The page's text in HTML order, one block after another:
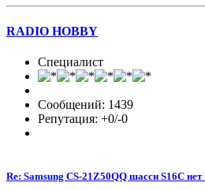
RADIO HOBBY
Специалист
Сообщений: 1439
Репутация: +0/-0
Re: Samsung CS-21Z50QQ шасси S16C